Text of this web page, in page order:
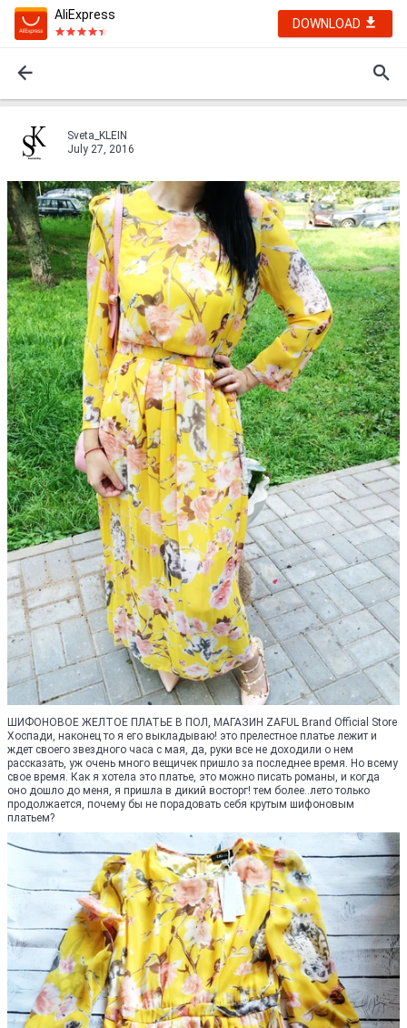
AliExpress
DOWNLOAD
Sveta_KLEIN
July 27, 2016
ШИФОНОВОЕ ЖЕЛТОЕ ПЛАТЬЕ В ПОЛ, МАГАЗИН ZAFUL Brand Official Store
Хоспади, наконец то я его выкладываю! это прелестное платье лежит и
ждет своего звездного часа с мая, да, руки все не доходили о нем
рассказать, уж очень много вещичек пришло за последнее время. Но всему
свое время. Как я хотела это платье, это можно писать романы, и когда
оно дошло до меня, я пришла в дикий восторг! тем более..лето только
продолжается, почему бы не порадовать себя крутым шифоновым
платьем?